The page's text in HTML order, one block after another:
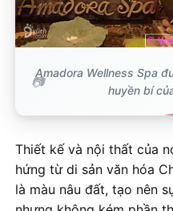
Amadora Wellness Spa
huyền bí
Thiết kế và nội thất của
hứng từ di sản văn hóa
là màu nâu đất, tạo nên